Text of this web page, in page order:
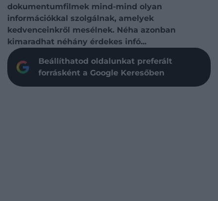
dokumentumfilmek mind-mind olyan
információkkal szolgálnak, amelyek
kedvenceinkről mesélnek. Néha azonban
kimaradhat néhány érdekes infó...
Beállíthatod oldalunkat preferált
forrásként a Google Keresőben